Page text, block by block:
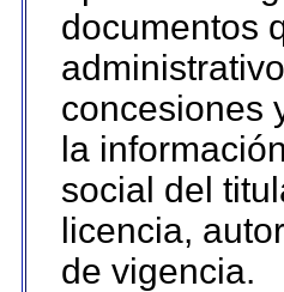
documentos
concesiones
la
social del
licencia,
de vigencia.